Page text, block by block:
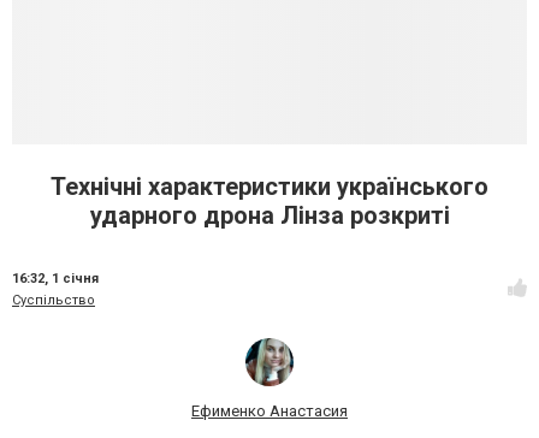
Технічні характеристики українського
ударного дрона Лінза розкриті
16:32, 1 січня
Суспільство
Ефименко Анастасия